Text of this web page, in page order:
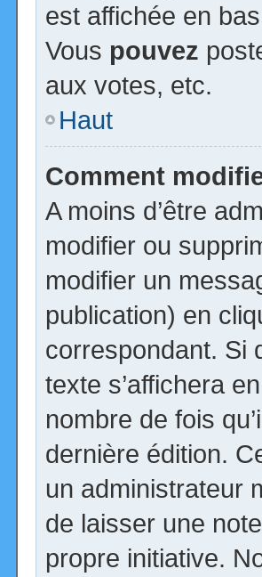
est affichée en
Vous pouvez
aux votes, etc.
Haut
Comment
A moins d’être
modifier ou
modifier un
publication) en
correspondant. Si
texte s’affichera
nombre de fois
dernière édition.
un administrateur
de laisser une
propre initiative.